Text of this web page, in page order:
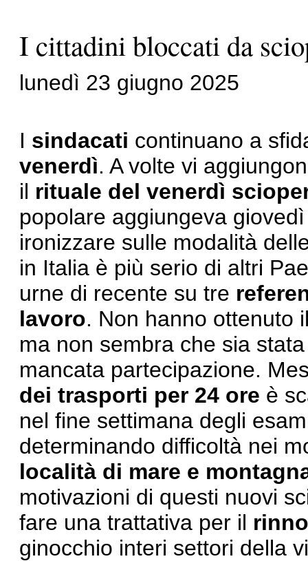
I cittadini bloccati da
lunedì 23 giugno 2025
I sindacati continuano a
venerdì. A volte vi
il rituale del venerdì
popolare aggiungeva
ironizzare sulle modalità
in Italia è più serio di altri
urne di recente su tre
lavoro. Non hanno ottenuto
ma non sembra che sia
mancata partecipazione.
dei trasporti per 24 ore è
nel fine settimana degli
determinando difficoltà nei
località di mare e
motivazioni di questi nuovi
fare una trattativa per il
ginocchio interi settori della